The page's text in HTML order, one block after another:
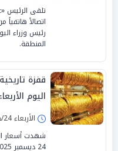
تلقى الرئيس
اتصالاً
رئيس وزراء
المنطقة.
قفزة
اليوم
الأربعاء 24/ديسمبر/2025 - 12:36 ص
شهدت أسعار